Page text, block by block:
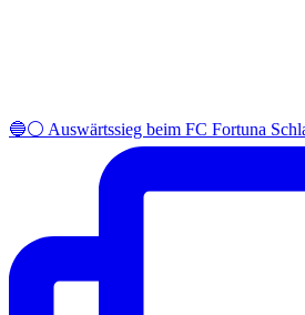
🔵⚪️ Auswärtssieg beim FC Fortuna